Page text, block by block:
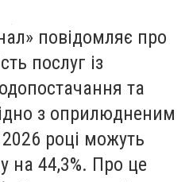
повідомляє про
послуг із
та
з оприлюдненим
році можуть
на 44,3%. Про це